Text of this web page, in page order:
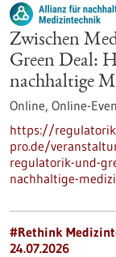
Zwischen
Green Deal:
nachhaltige
Online, Online-
https://
pro.de/
regulatorik-und-
nachhaltige-
#Rethink
24.07.2026